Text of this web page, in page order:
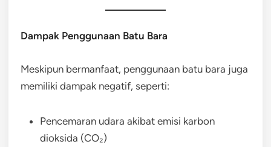
Dampak Penggunaan Batu Bara
Meskipun bermanfaat, penggunaan batu bara juga
memiliki dampak negatif, seperti:
Pencemaran udara akibat emisi karbon
dioksida (CO₂)